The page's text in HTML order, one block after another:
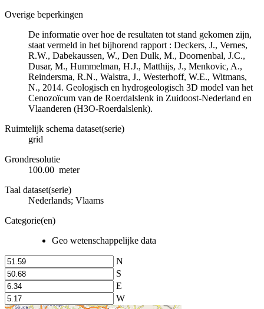
Overige beperkingen
De informatie over hoe de resultaten tot stand gekomen zijn,
staat vermeld in het bijhorend rapport : Deckers, J., Vernes,
R.W., Dabekaussen, W., Den Dulk, M., Doornenbal, J.C.,
Dusar, M., Hummelman, H.J., Matthijs, J., Menkovic, A.,
Reindersma, R.N., Walstra, J., Westerhoff, W.E., Witmans,
N., 2014. Geologisch en hydrogeologisch 3D model van het
Cenozoïcum van de Roerdalslenk in Zuidoost-Nederland en
Vlaanderen (H3O-Roerdalslenk).
Ruimtelijk schema dataset(serie)
grid
Grondresolutie
100.00 meter
Taal dataset(serie)
Nederlands; Vlaams
Categorie(en)
Geo wetenschappelijke data
N
S
E
W